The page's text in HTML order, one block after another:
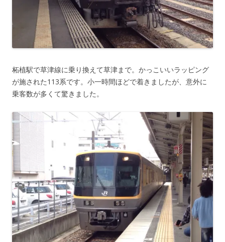
柘植駅で草津線に乗り換えて草津まで。かっこいいラッピング
が施された113系です。小一時間ほどで着きましたが、意外に
乗客数が多くて驚きました。